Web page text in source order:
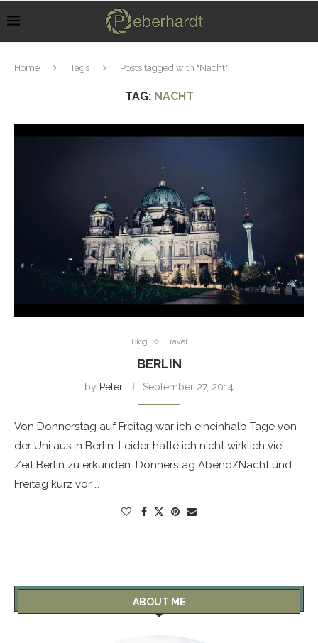
Home Tags Posts tagged with "Nacht"
TAG: NACHT
Blog Travel
BERLIN
by Peter September 27, 2014
Von Donnerstag auf Freitag war ich eineinhalb Tage von
der Uni aus in Berlin. Leider hatte ich nicht wirklich viel
Zeit Berlin zu erkunden. Donnerstag Abend/Nacht und
Freitag kurz vor …
ABOUT ME